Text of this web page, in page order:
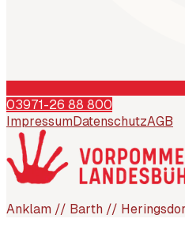
03971-26 88 800
Impressum DatenschutzAGB
Anklam // Barth //